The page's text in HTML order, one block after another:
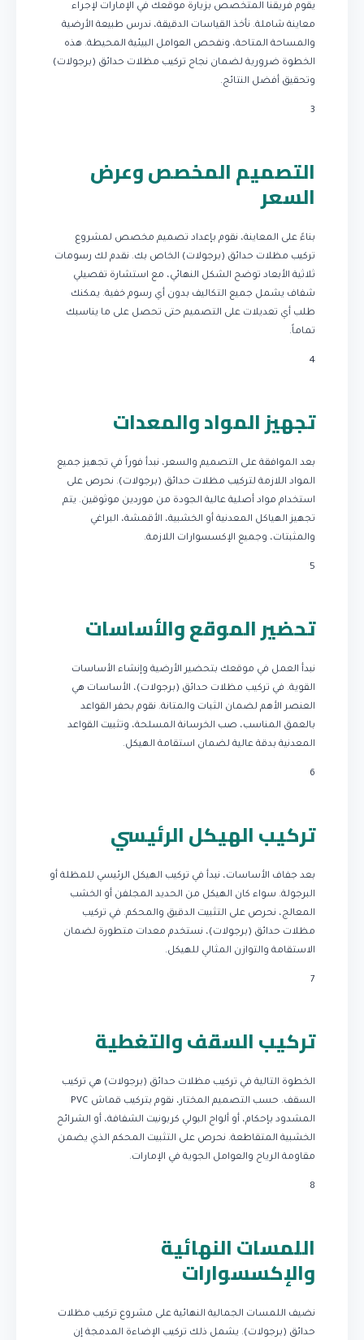
يقوم فريقنا المتخصص بزيارة موقعك في الإمارات لإجراء
معاينة شاملة. نأخذ القياسات الدقيقة، ندرس طبيعة الأرضية
والمساحة المتاحة، ونفحص العوامل البيئية المحيطة. هذه
الخطوة ضرورية لضمان نجاح تركيب مظلات حدائق (برجولات)
وتحقيق أفضل النتائج.
3
التصميم المخصص وعرض
السعر
بناءً على المعاينة، نقوم بإعداد تصميم مخصص لمشروع
تركيب مظلات حدائق (برجولات) الخاص بك. نقدم لك رسومات
ثلاثية الأبعاد توضح الشكل النهائي، مع استشارة تفصيلي
شفاف يشمل جميع التكاليف بدون أي رسوم خفية. يمكنك
طلب أي تعديلات على التصميم حتى تحصل على ما يناسبك
تماماً.
4
تجهيز المواد والمعدات
بعد الموافقة على التصميم والسعر، نبدأ فوراً في تجهيز جميع
المواد اللازمة لتركيب مظلات حدائق (برجولات). نحرص على
استخدام مواد أصلية عالية الجودة من موردين موثوقين. يتم
تجهيز الهياكل المعدنية أو الخشبية، الأقمشة، البراغي
والمثبتات، وجميع الإكسسوارات اللازمة.
5
تحضير الموقع والأساسات
نبدأ العمل في موقعك بتحضير الأرضية وإنشاء الأساسات
القوية. في تركيب مظلات حدائق (برجولات)، الأساسات هي
العنصر الأهم لضمان الثبات والمتانة. نقوم بحفر القواعد
بالعمق المناسب، صب الخرسانة المسلحة، وتثبيت القواعد
المعدنية بدقة عالية لضمان استقامة الهيكل.
6
تركيب الهيكل الرئيسي
بعد جفاف الأساسات، نبدأ في تركيب الهيكل الرئيسي للمظلة أو
البرجولة. سواء كان الهيكل من الحديد المجلفن أو الخشب
المعالج، نحرص على التثبيت الدقيق والمحكم. في تركيب
مظلات حدائق (برجولات)، نستخدم معدات متطورة لضمان
الاستقامة والتوازن المثالي للهيكل.
7
تركيب السقف والتغطية
الخطوة التالية في تركيب مظلات حدائق (برجولات) هي تركيب
السقف. حسب التصميم المختار، نقوم بتركيب قماش PVC
المشدود بإحكام، أو ألواح البولي كربونيت الشفافة، أو الشرائح
الخشبية المتقاطعة. نحرص على التثبيت المحكم الذي يضمن
مقاومة الرياح والعوامل الجوية في الإمارات.
8
اللمسات النهائية
والإكسسوارات
نضيف اللمسات الجمالية النهائية على مشروع تركيب مظلات
حدائق (برجولات). يشمل ذلك تركيب الإضاءة المدمجة إن